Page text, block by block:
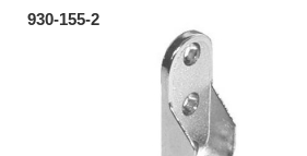
930-155-2